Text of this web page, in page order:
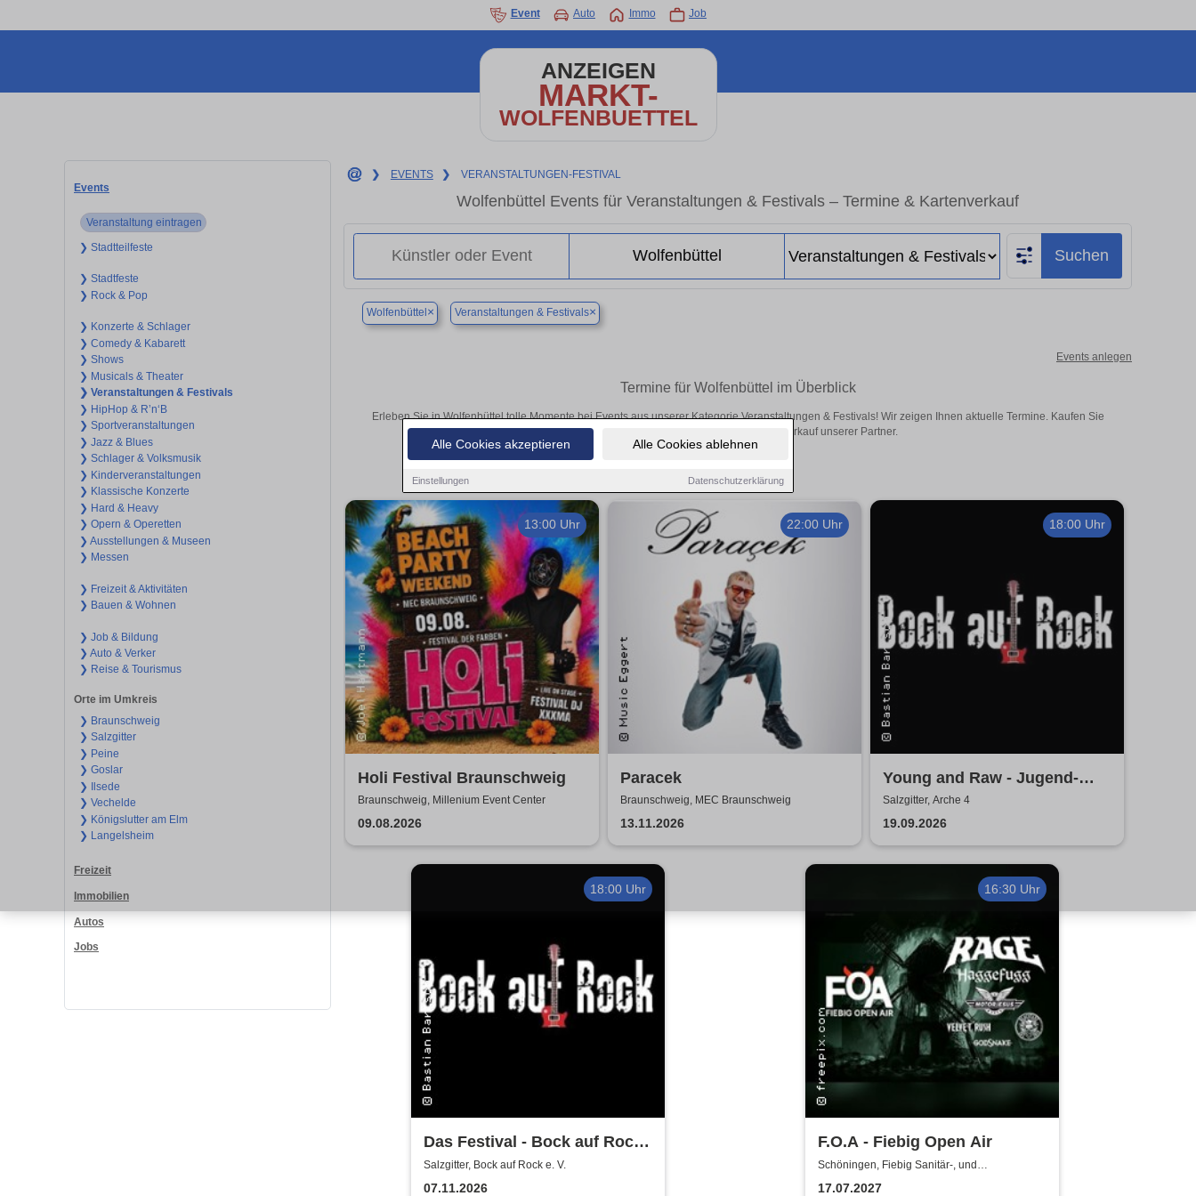
Alle Cookies akzeptieren Alle Cookies ablehnen
Einstellungen Datenschutzerklärung
Event Auto Immo Job
ANZEIGEN
MARKT-
WOLFENBUETTEL
Events
Veranstaltung eintragen
❯ Stadtteilfeste
❯ Stadtfeste
❯ Rock & Pop
❯ Konzerte & Schlager
❯ Comedy & Kabarett
❯ Shows
❯ Musicals & Theater
❯ Veranstaltungen & Festivals
❯ HipHop & R’n‘B
❯ Sportveranstaltungen
❯ Jazz & Blues
❯ Schlager & Volksmusik
❯ Kinderveranstaltungen
❯ Klassische Konzerte
❯ Hard & Heavy
❯ Opern & Operetten
❯ Ausstellungen & Museen
❯ Messen
❯ Freizeit & Aktivitäten
❯ Bauen & Wohnen
❯ Job & Bildung
❯ Auto & Verker
❯ Reise & Tourismus
Orte im Umkreis
❯ Braunschweig
❯ Salzgitter
❯ Peine
❯ Goslar
❯ Ilsede
❯ Vechelde
❯ Königslutter am Elm
❯ Langelsheim
Freizeit
Immobilien
Autos
Jobs
❯ EVENTS ❯ VERANSTALTUNGEN-FESTIVAL
Wolfenbüttel Events für Veranstaltungen & Festivals – Termine & Kartenverkauf
Suchen
Wolfenbüttel × Veranstaltungen & Festivals×
Events anlegen
Termine für Wolfenbüttel im Überblick
Erleben Sie in Wolfenbüttel tolle Momente bei Events aus unserer Kategorie Veranstaltungen & Festivals! Wir zeigen Ihnen aktuelle Termine. Kaufen Sie
online Ihre Tickets über den Online-Kartenverkauf unserer Partner.
13:00 Uhr
Holi Festival Braunschweig
Braunschweig, Millenium Event Center
09.08.2026
22:00 Uhr
Paracek
Braunschweig, MEC Braunschweig
13.11.2026
18:00 Uhr
Young and Raw - Jugend-
Konzert
Salzgitter, Arche 4
19.09.2026
18:00 Uhr
Das Festival - Bock auf Rock
gemeinnütziger e. V.
Salzgitter, Bock auf Rock e. V.
07.11.2026
16:30 Uhr
F.O.A - Fiebig Open Air
Schöningen, Fiebig Sanitär-, und
17.07.2027